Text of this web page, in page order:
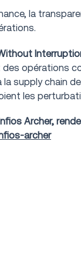
la
opérations
supply chain
les
Archer,
archer